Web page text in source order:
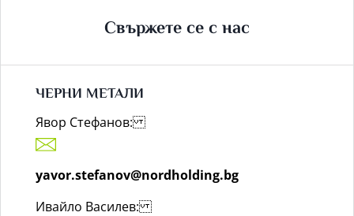
Свържете се с нас
ЧЕРНИ МЕТАЛИ
Явор Стефанов:
yavor.stefanov@nordholding.bg
Ивайло Василев: